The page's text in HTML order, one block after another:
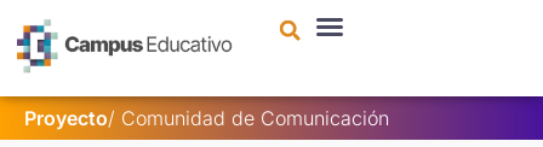
Proyecto/ Comunidad de Comunicación